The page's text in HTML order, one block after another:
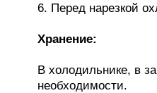
6. Перед нарезкой
Хранение:
В холодильнике, в
необходимости.